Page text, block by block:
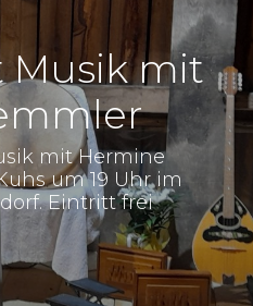
Musik mit
mit Hermine
um 19 Uhr im
Eintritt frei